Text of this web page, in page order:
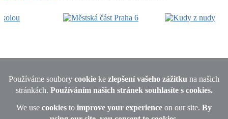
Footer
© 2026 · All rights reserved Michaela Lebedová, Uralská 770/6,